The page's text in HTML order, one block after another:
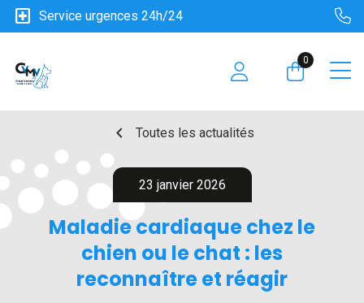
local_hospital Service urgences 24h/24
0
chevron_left Toutes les actualités
23 janvier 2026
Maladie cardiaque chez le
chien ou le chat : les
reconnaître et réagir